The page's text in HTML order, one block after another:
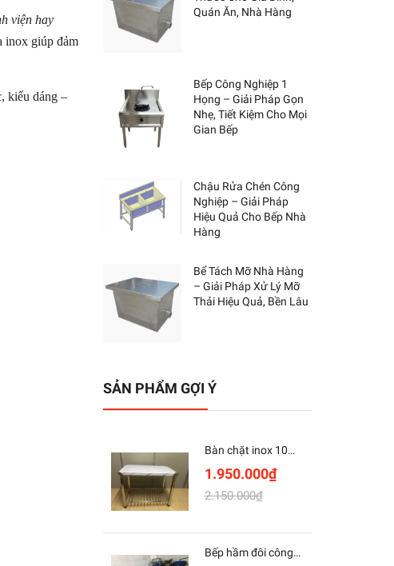
viện hay
inox giúp đảm
kiểu dáng –
Quán Ăn, Nhà Hàng
Bếp Công Nghiệp 1
Họng – Giải Pháp Gọn
Nhẹ, Tiết Kiệm Cho Mọi
Gian Bếp
Chậu Rửa Chén Công
Nghiệp – Giải Pháp
Hiệu Quả Cho Bếp Nhà
Hàng
Bể Tách Mỡ Nhà Hàng
– Giải Pháp Xử Lý Mỡ
Thải Hiệu Quả, Bền Lâu
SẢN PHẨM GỢI Ý
Bàn chặt inox 100 x 60cm ( có lót gỗ )
1.950.000₫
2.150.000₫
Bếp hầm đôi công nghiệp